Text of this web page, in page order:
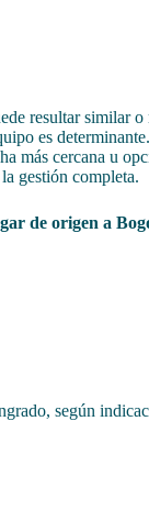
resultar similar
es determinante.
más cercana u
gestión completa.
de origen a
según